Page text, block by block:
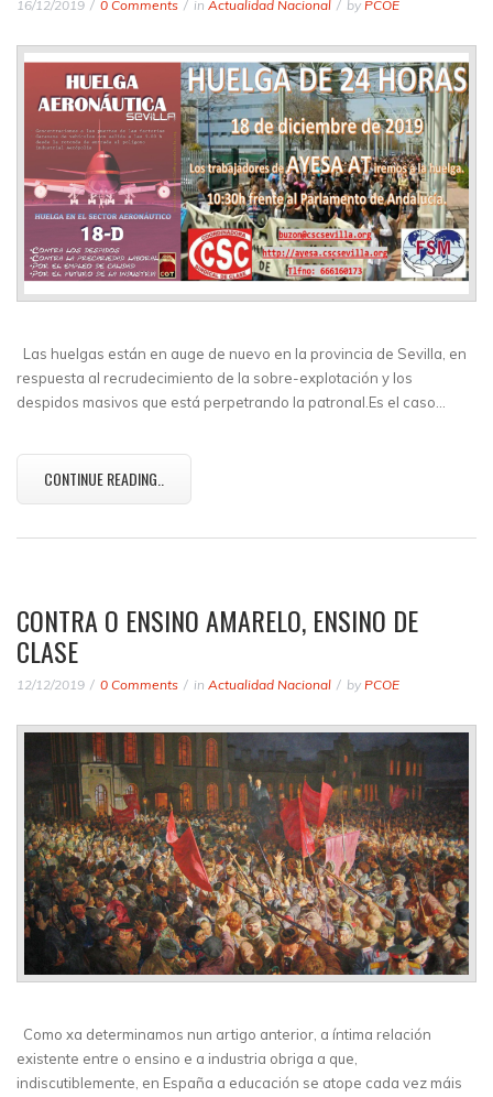
16/12/2019 0 Comments in Actualidad Nacional by PCOE
Las huelgas están en auge de nuevo en la provincia de Sevilla, en
respuesta al recrudecimiento de la sobre-explotación y los
despidos masivos que está perpetrando la patronal.Es el caso…
CONTINUE READING..
CONTRA O ENSINO AMARELO, ENSINO DE
CLASE
12/12/2019 0 Comments in Actualidad Nacional by PCOE
Como xa determinamos nun artigo anterior, a íntima relación
existente entre o ensino e a industria obriga a que,
indiscutiblemente, en España a educación se atope cada vez máis